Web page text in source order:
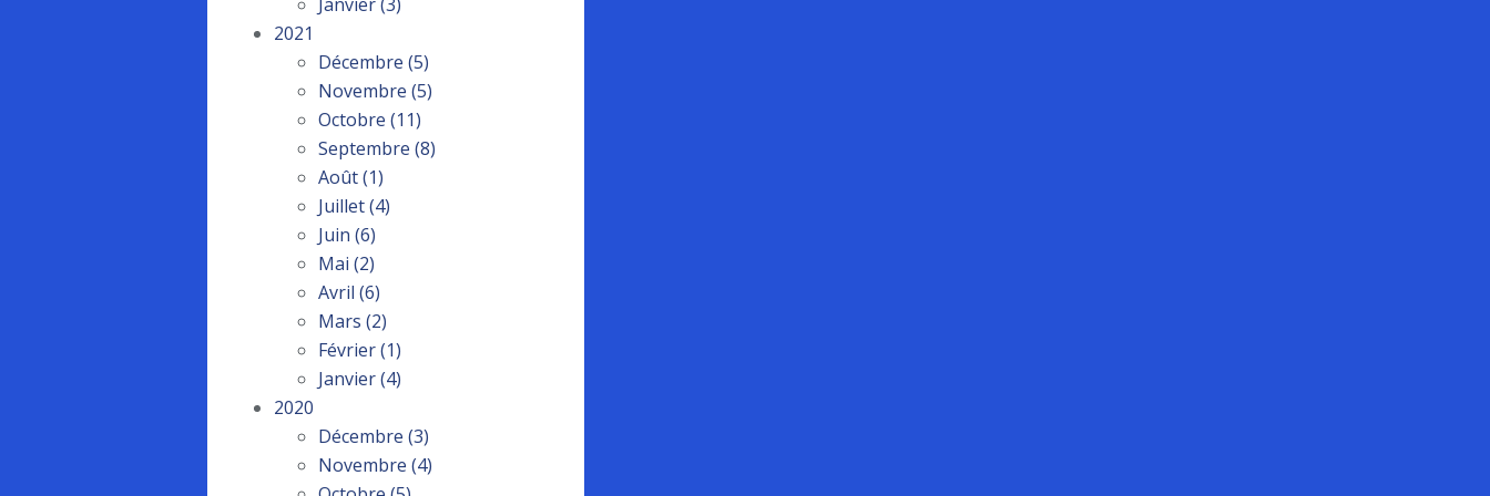
2021
Décembre (5)
Novembre (5)
Octobre (11)
Septembre (8)
Août(1)
Juillet(4)
Juin (6)
Mai (2)
Avril (6)
Mars (2)
Février(1)
Janvier(4)
2020
Décembre (3)
Novembre (4)